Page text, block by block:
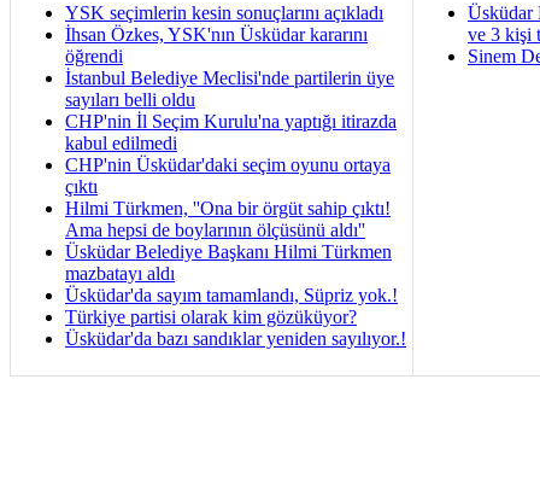
YSK seçimlerin kesin sonuçlarını açıkladı
İhsan Özkes, YSK'nın Üsküdar kararını
öğrendi
İstanbul Belediye Meclisi'nde partilerin üye
sayıları belli oldu
CHP'nin İl Seçim Kurulu'na yaptığı itirazda
kabul edilmedi
CHP'nin Üsküdar'daki seçim oyunu ortaya
çıktı
Hilmi Türkmen, ''Ona bir örgüt sahip çıktı!
Ama hepsi de boylarının ölçüsünü aldı''
Üsküdar Belediye Başkanı Hilmi Türkmen
mazbatayı aldı
Üsküdar'da sayım tamamlandı, Süpriz yok.!
Türkiye partisi olarak kim gözüküyor?
Üsküdar'da bazı sandıklar yeniden sayılıyor.!
Üsküdar
ve 3 kişi
Sinem